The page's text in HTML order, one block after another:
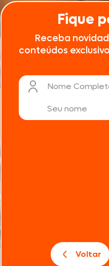
Fique
Receba
conteúdos
Nome
Voltar